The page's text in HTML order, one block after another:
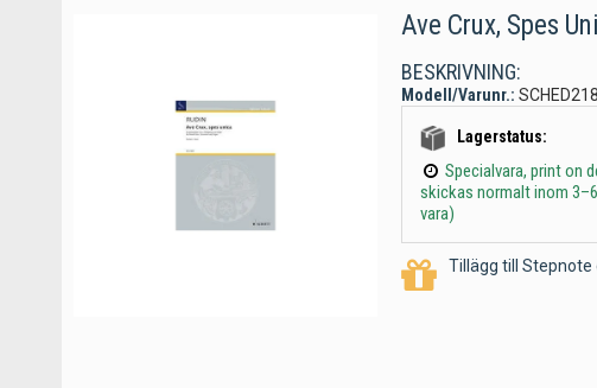
Ave Crux, Spes
BESKRIVNING:
Modell/Varunr.:
Lagerstatus:
Specialvara, print on
skickas normalt inom
vara)
Tillägg till Stepnote